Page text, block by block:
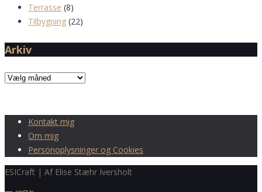
Terrasse (8)
Tilbygning (22)
Arkiv
Arkiv
Kontakt mig
Om mig
Personoplysninger og Cookies
ESICraft | Af Elise Stæhr Iversholt